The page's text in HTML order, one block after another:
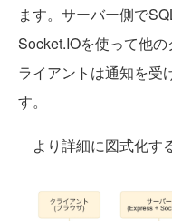
ます。サーバー側で
Socket.IOを使って他
ライアントは通知を受
す。
より詳細に図式化す